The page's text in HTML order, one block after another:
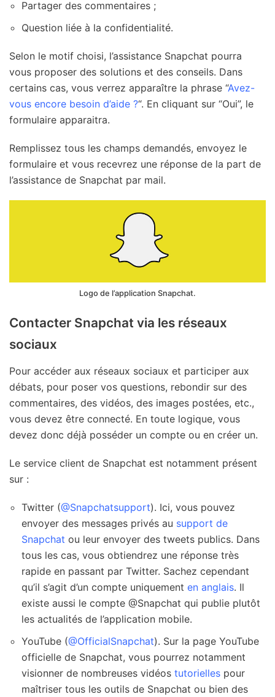
Partager des commentaires ;
Question liée à la confidentialité.
Selon le motif choisi, l’assistance Snapchat pourra
vous proposer des solutions et des conseils. Dans
certains cas, vous verrez apparaître la phrase “Avez-
vous encore besoin d’aide ?“. En cliquant sur “Oui”, le
formulaire apparaitra.
Remplissez tous les champs demandés, envoyez le
formulaire et vous recevrez une réponse de la part de
l’assistance de Snapchat par mail.
Logo de l’application Snapchat.
Contacter Snapchat via les réseaux
sociaux
Pour accéder aux réseaux sociaux et participer aux
débats, pour poser vos questions, rebondir sur des
commentaires, des vidéos, des images postées, etc.,
vous devez être connecté. En toute logique, vous
devez donc déjà posséder un compte ou en créer un.
Le service client de Snapchat est notamment présent
sur :
Twitter (@Snapchatsupport). Ici, vous pouvez
envoyer des messages privés au support de
Snapchat ou leur envoyer des tweets publics. Dans
tous les cas, vous obtiendrez une réponse très
rapide en passant par Twitter. Sachez cependant
qu’il s’agit d’un compte uniquement en anglais. Il
existe aussi le compte @Snapchat qui publie plutôt
les actualités de l’application mobile.
YouTube (@OfficialSnapchat). Sur la page YouTube
officielle de Snapchat, vous pourrez notamment
visionner de nombreuses vidéos tutorielles pour
maîtriser tous les outils de Snapchat ou bien des